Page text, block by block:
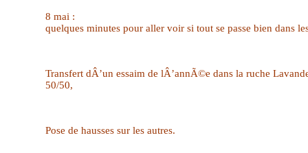
8 mai :
quelques minutes pour aller voir si tout se passe bien dans
Transfert dÂ’un essaim de lÂ’annÃ©e dans la ruche
50/50,
Pose de hausses sur les autres.